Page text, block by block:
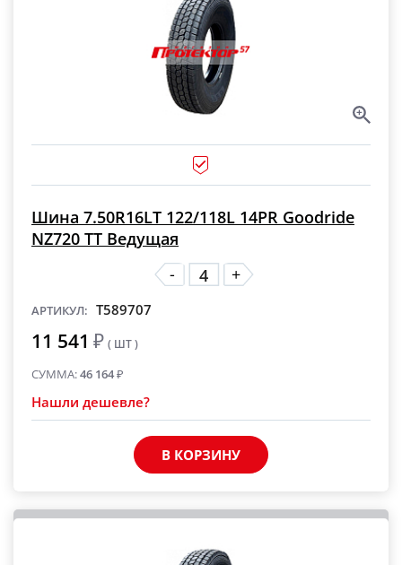
Шина 7.50R16LT 122/118L 14PR Goodride
NZ720 TT Ведущая
-
+
АРТИКУЛ: T589707
11 541 ₽ ( ШТ )
СУММА:46 164₽
Нашли дешевле?
В КОРЗИНУ